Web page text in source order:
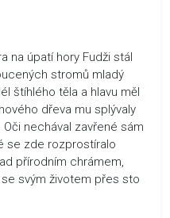
na úpatí hory Fudži stál
stromů mladý
štíhlého těla a hlavu měl
dřeva mu splývaly
nechával zavřené sám
se zde rozprostíralo
přírodním chrámem,
svým životem přes sto